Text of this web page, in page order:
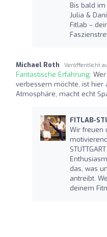
Bis bald
Julia & Dani
Fitlab –
Michael Roth Veröffentlicht
Fantastische Erfahrung:
verbessern möchte, ist hier
Atmosphäre, macht echt
FITLAB-
Wir freuen
das, was
antreibt.
deinem